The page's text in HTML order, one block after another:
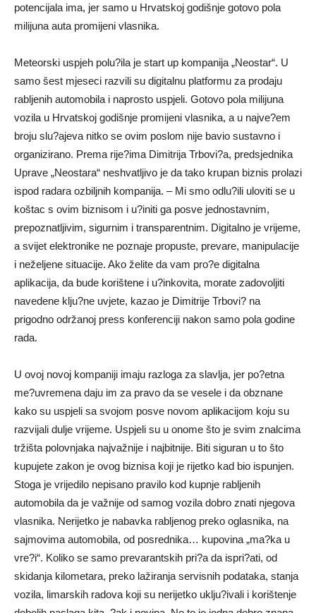
potencijala ima, jer samo u Hrvatskoj godišnje gotovo pola
milijuna auta promijeni vlasnika.
Meteorski uspjeh polu?ila je start up kompanija „Neostar“. U
samo šest mjeseci razvili su digitalnu platformu za prodaju
rabljenih automobila i naprosto uspjeli. Gotovo pola milijuna
vozila u Hrvatskoj godišnje promijeni vlasnika, a u najve?em
broju slu?ajeva nitko se ovim poslom nije bavio sustavno i
organizirano. Prema rije?ima Dimitrija Trbovi?a, predsjednika
Uprave „Neostara“ neshvatljivo je da tako krupan biznis prolazi
ispod radara ozbiljnih kompanija. – Mi smo odlu?ili uloviti se u
koštac s ovim biznisom i u?initi ga posve jednostavnim,
prepoznatljivim, sigurnim i transparentnim. Digitalno je vrijeme,
a svijet elektronike ne poznaje propuste, prevare, manipulacije
i neželjene situacije. Ako želite da vam pro?e digitalna
aplikacija, da bude korištene i u?inkovita, morate zadovoljiti
navedene klju?ne uvjete, kazao je Dimitrije Trbovi? na
prigodno održanoj press konferenciji nakon samo pola godine
rada.
U ovoj novoj kompaniji imaju razloga za slavlja, jer po?etna
me?uvremena daju im za pravo da se vesele i da obznane
kako su uspjeli sa svojom posve novom aplikacijom koju su
razvijali dulje vrijeme. Uspjeli su u onome što je svim znalcima
tržišta polovnjaka najvažnije i najbitnije. Biti siguran u to što
kupujete zakon je ovog biznisa koji je rijetko kad bio ispunjen.
Stoga je vrijedilo nepisano pravilo kod kupnje rabljenih
automobila da je važnije od samog vozila dobro znati njegova
vlasnika. Nerijetko je nabavka rabljenog preko oglasnika, na
sajmovima automobila, od posrednika… kupovina „ma?ka u
vre?i“. Koliko se samo prevarantskih pri?a da ispri?ati, od
skidanja kilometara, preko lažiranja servisnih podataka, stanja
vozila, limarskih radova koji su nerijetko uklju?ivali i korištenje